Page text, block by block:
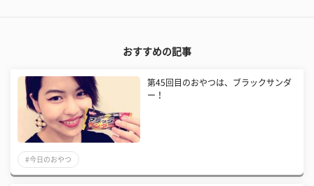
おすすめの記事
第45回目のおやつは、ブラックサンダ
ー！
#今日のおやつ